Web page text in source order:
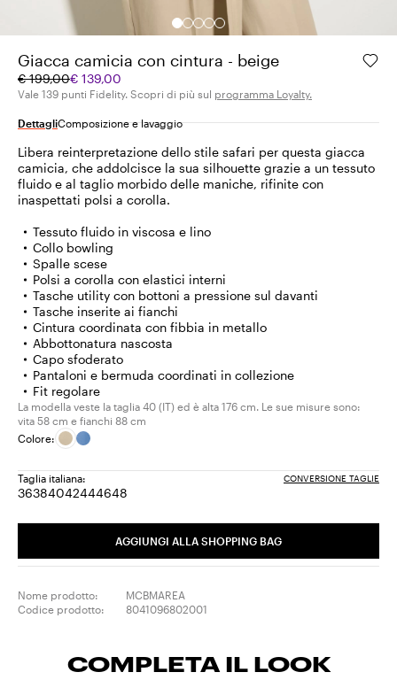
Giacca camicia con cintura - beige
€ 199,00€ 139,00
Prezzo
originale
199,00
Prezzo
corrente
139,00
Vale 139 punti Fidelity. Scopri di più sul programma Loyalty.
DettagliComposizione e lavaggio
Libera reinterpretazione dello stile safari per questa giacca
camicia, che addolcisce la sua silhouette grazie a un tessuto
fluido e al taglio morbido delle maniche, rifinite con
inaspettati polsi a corolla.
Tessuto fluido in viscosa e lino
Collo bowling
Spalle scese
Polsi a corolla con elastici interni
Tasche utility con bottoni a pressione sul davanti
Tasche inserite ai fianchi
Cintura coordinata con fibbia in metallo
Abbottonatura nascosta
Capo sfoderato
Pantaloni e bermuda coordinati in collezione
Fit regolare
La modella veste la taglia 40 (IT) ed è alta 176 cm. Le sue misure sono:
vita 58 cm e fianchi 88 cm
Colore:
Taglia italiana: CONVERSIONE TAGLIE
36Taglia:
38Taglia:
40Taglia:
42Taglia:
44Taglia:
46Taglia:
48Taglia:
AGGIUNGI ALLA SHOPPING BAG
Nome prodotto:
MCBMAREA
Codice prodotto:
8041096802001
COMPLETA IL LOOK